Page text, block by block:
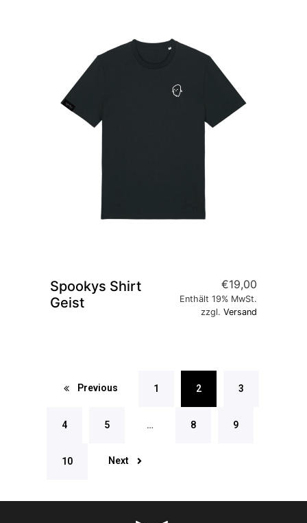
Spookys Shirt
Geist
€19,00
Enthält 19% MwSt.
zzgl.Versand
Previous 1 2 3
4 5 … 8 9
10 Next